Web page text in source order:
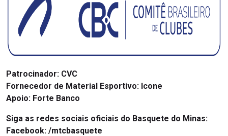
Patrocinador: CVC
Fornecedor de Material Esportivo: Icone
Apoio: Forte Banco
Siga as redes sociais oficiais do Basquete do Minas:
Facebook: /mtcbasquete